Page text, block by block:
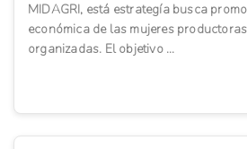
MIDAGRI, está estrategía busca
económica de las mujeres
organizadas. El objetivo ...